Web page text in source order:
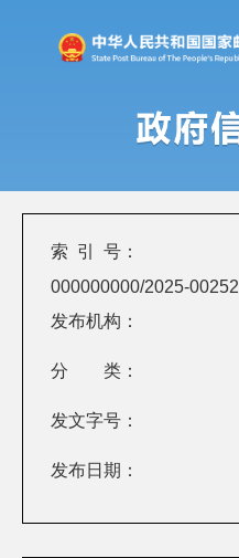
索 引 号：
000000000/2025-00252
发布机构：
分 类：
发文字号：
发布日期：